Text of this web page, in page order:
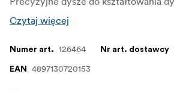
Czytaj więcej
Numer art. 126464 Nr art. dostawcy
EAN 4897130720153